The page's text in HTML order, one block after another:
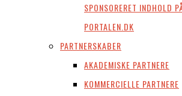
SPONSORERET INDHOLD
PORTALEN.DK
PARTNERSKABER
AKADEMISKE PARTNERE
KOMMERCIELLE PARTNERE